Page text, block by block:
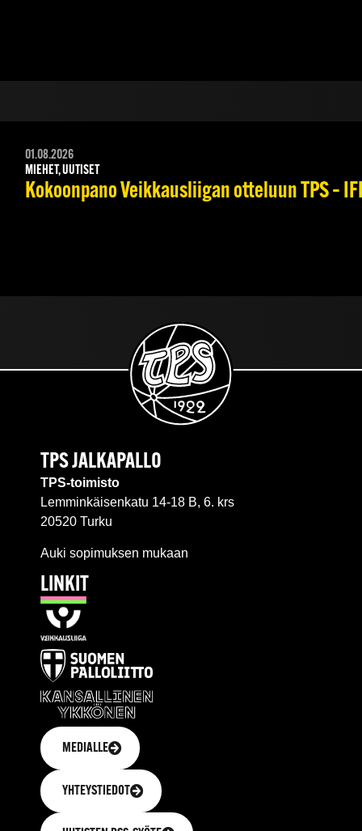
01.08.2026
MIEHET, UUTISET
Kokoonpano Veikkausliigan otteluun TPS –
TPS JALKAPALLO
TPS-toimisto
Lemminkäisenkatu 14-18 B, 6. krs
20520 Turku
Auki sopimuksen mukaan
LINKIT
MEDIALLE
YHTEYSTIEDOT